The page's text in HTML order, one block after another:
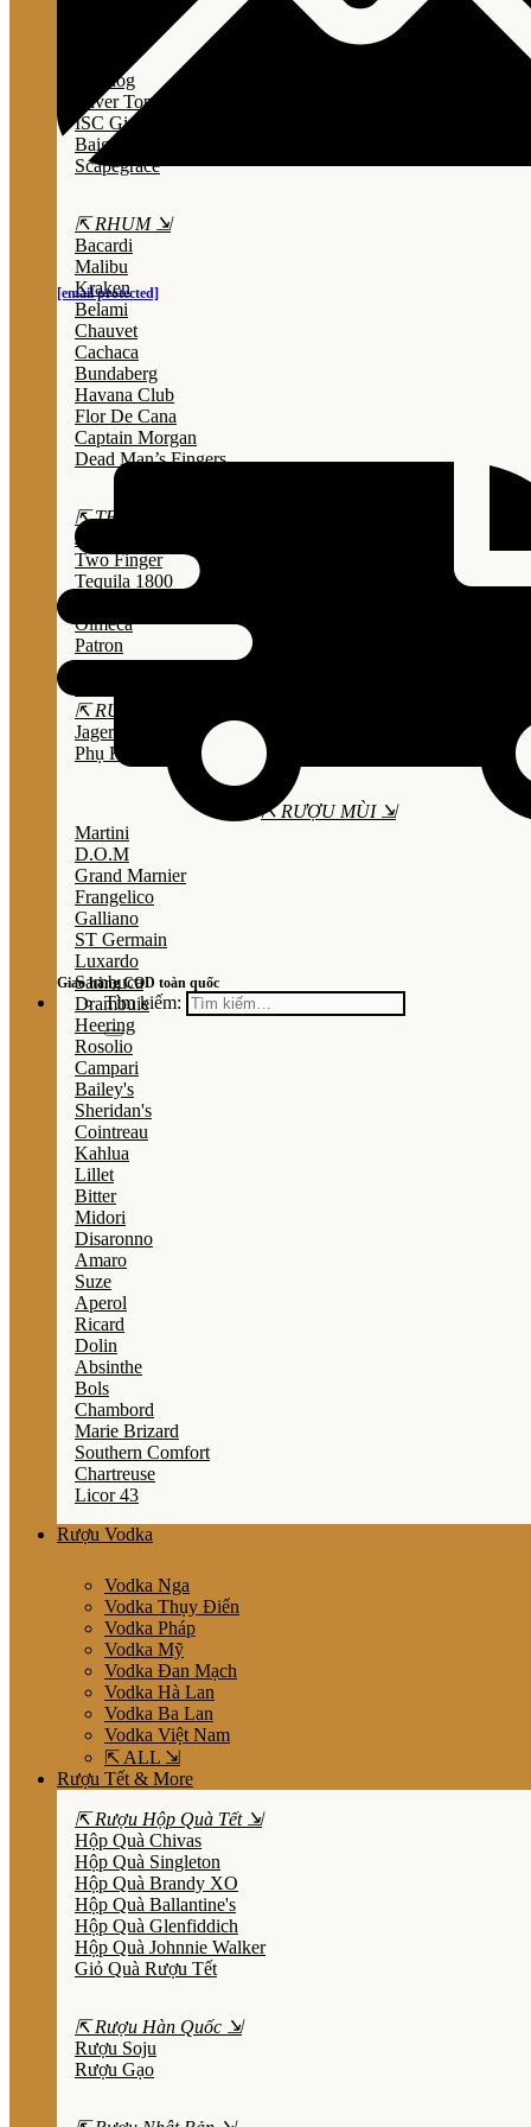
[email protected]
Giao hàng COD toàn quốc
Tìm kiếm:
Bulldog
Silver Top
ISC Gin
Baigur
Scapegrace
⇱ RHUM ⇲
Bacardi
Malibu
Kraken
Belami
Chauvet
Cachaca
Bundaberg
Havana Club
Flor De Cana
Captain Morgan
Dead Man’s Fingers
⇱ TEQUILA ⇲
Jose Cuervo
Two Finger
Tequila 1800
Olmeca
Patron
Sauza
⇱ RƯỢU THẢO MỘC ⇲
Jagermeister
Phụ Kiện
⇱ RƯỢU MÙI ⇲
Martini
D.O.M
Grand Marnier
Frangelico
Galliano
ST Germain
Luxardo
Sambuca
Drambuie
Heering
Rosolio
Campari
Bailey's
Sheridan's
Cointreau
Kahlua
Lillet
Bitter
Midori
Disaronno
Amaro
Suze
Aperol
Ricard
Dolin
Absinthe
Bols
Chambord
Marie Brizard
Southern Comfort
Chartreuse
Licor 43
Rượu Vodka
Vodka Nga
Vodka Thụy Điển
Vodka Pháp
Vodka Mỹ
Vodka Đan Mạch
Vodka Hà Lan
Vodka Ba Lan
Vodka Việt Nam
⇱ ALL ⇲
Rượu Tết & More
⇱ Rượu Hộp Quà Tết ⇲
Hộp Quà Chivas
Hộp Quà Singleton
Hộp Quà Brandy XO
Hộp Quà Ballantine's
Hộp Quà Glenfiddich
Hộp Quà Johnnie Walker
Giỏ Quà Rượu Tết
⇱ Rượu Hàn Quốc ⇲
Rượu Soju
Rượu Gạo